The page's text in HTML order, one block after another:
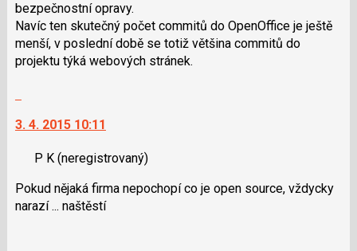
bezpečnostní opravy.
Navíc ten skutečný počet commitů do OpenOffice je ještě
menší, v poslední době se totiž většina commitů do
projektu týká webových stránek.
další
názor.
navigaci
lze
3. 4. 2015 10:11
P K (neregistrovaný)
Pokud nějaká firma nepochopí co je open source, vždycky
narazí ... naštěstí